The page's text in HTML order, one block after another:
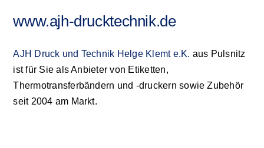
www.ajh-drucktechnik.de
AJH Druck und Technik Helge Klemt e.K. aus Pulsnitz
ist für Sie als Anbieter von Etiketten,
Thermotransferbändern und -druckern sowie Zubehör
seit 2004 am Markt.